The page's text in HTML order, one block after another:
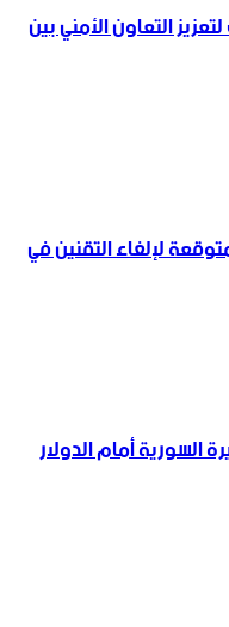
التعاون ‏الأمني ‏بين
لإلغاء التقنين في
السورية أمام الدولار